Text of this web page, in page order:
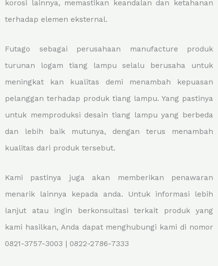
korosi lainnya, memastikan keandalan dan ketahanan
terhadap elemen eksternal.
Futago sebagai perusahaan manufacture produk
turunan logam tiang lampu selalu berusaha untuk
meningkat kan kualitas demi menambah kepuasan
pelanggan terhadap produk tiang lampu. Yang pastinya
untuk memproduksi desain tiang lampu yang berbeda
dan lebih baik mutunya, dengan terus menambah
kualitas dari produk tersebut.
Kami pastinya juga akan memberikan penawaran
menarik lainnya kepada anda. Untuk informasi lebih
lanjut atau ingin berkonsultasi terkait produk yang
kami hasilkan, Anda dapat menghubungi kami di nomor
0821-3757-3003 | 0822-2786-7333